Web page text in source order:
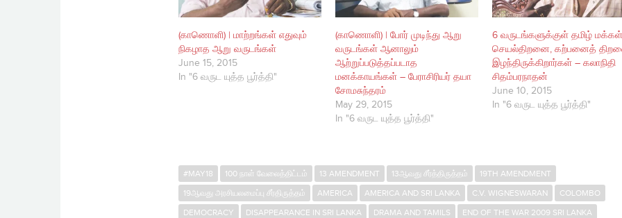
(காணொளி) | மாற்றங்கள் எதுவும்
நிகழாத ஆறு வருடங்கள்
June 15, 2015
In "6 வருட யுத்த பூர்த்தி"
(காணொளி) | போர் முடிந்து ஆறு
வருடங்கள் ஆனாலும்
ஆற்றுப்படுத்தப்படாத
மனக்காயங்கள் – பேராசிரியர் தயா
சோமசுந்தரம்
May 29, 2015
In "6 வருட யுத்த பூர்த்தி"
6 வருடங்களுக்குள் தமிழ்
செயல்திறனை, கற்பனைத்
இழந்திருக்கிறார்கள் – கலாநிதி
சிதம்பரநாதன்
June 10, 2015
In "6 வருட யுத்த பூர்த்தி"
#MAY18 100 நாள் வேலைத்திட்டம் 13 AMENDMENT 13ஆவது சீர்த்திருத்தம்
19TH AMENDMENT
19ஆவது அரசியலமைப்பு சீர்திருத்தம்
AMERICA AMERICA AND SRI LANKA C.V. WIGNESWARAN
COLOMBO
DEMOCRACY
DISAPPEARANCE IN SRI LANKA DRAMA AND TAMILS
END OF THE WAR 2009 SRI LANKA